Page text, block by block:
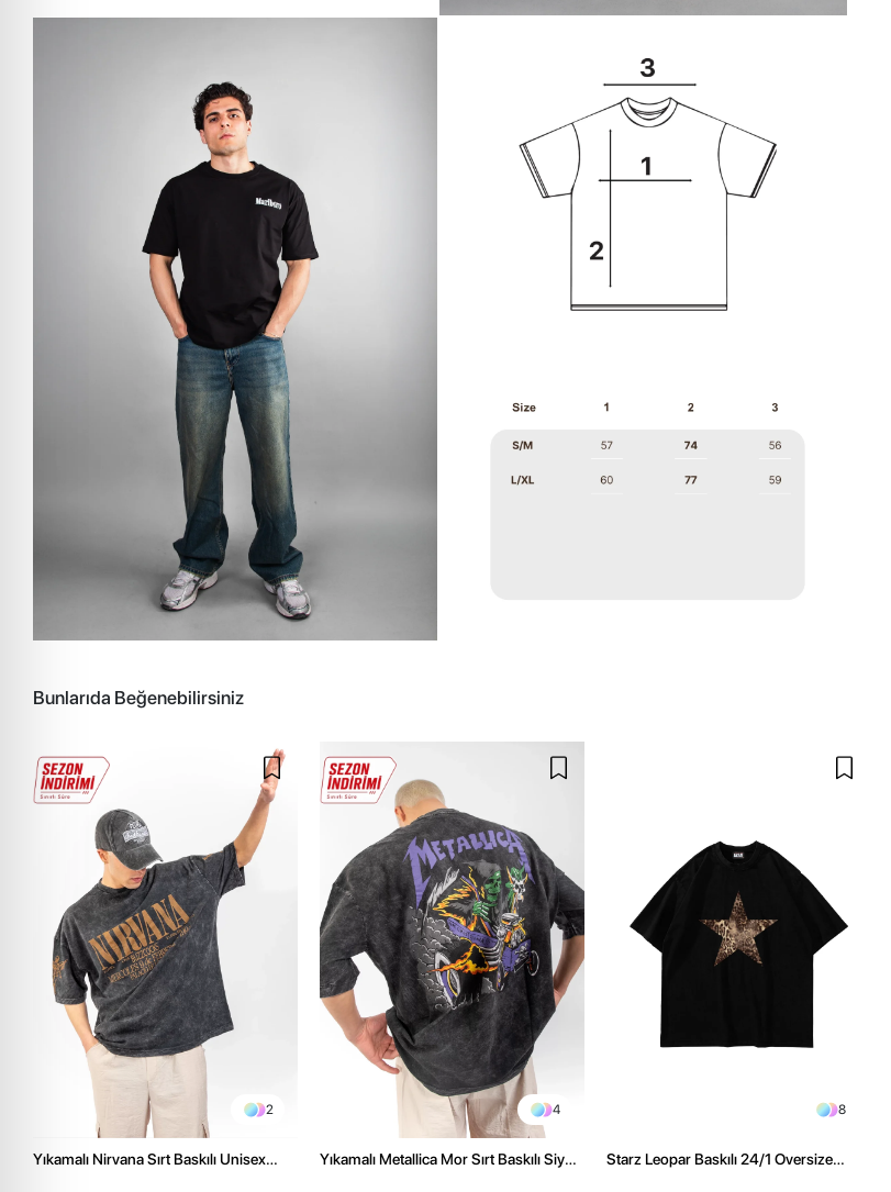
Bunlarıda Beğenebilirsiniz
2
Yıkamalı Nirvana Sırt Baskılı Unisex
4
Yıkamalı Metallica Mor Sırt Baskılı Siyah
8
Starz Leopar Baskılı 24/1 Oversize